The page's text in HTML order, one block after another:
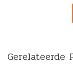
Gerelateerde